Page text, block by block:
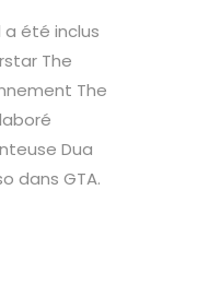
a été inclus
The
The
Dua
dans GTA.